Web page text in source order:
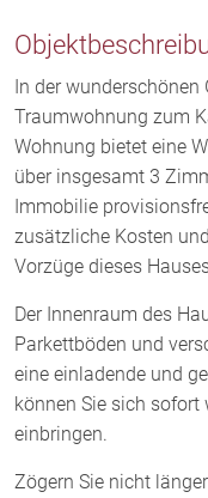
In der wunderschönen
Traumwohnung zum
Wohnung bietet eine
über insgesamt 3
Immobilie
zusätzliche Kosten
Vorzüge dieses
Der Innenraum des
Parkettböden und
eine einladende und
können Sie sich
einbringen.
Zögern Sie nicht